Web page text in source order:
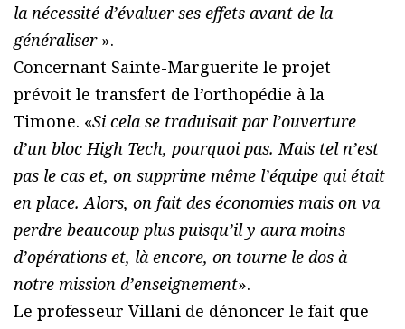
la nécessité d’évaluer ses effets avant de la
généraliser ».
Concernant Sainte-Marguerite le projet
prévoit le transfert de l’orthopédie à la
Timone. «Si cela se traduisait par l’ouverture
d’un bloc High Tech, pourquoi pas. Mais tel n’est
pas le cas et, on supprime même l’équipe qui était
en place. Alors, on fait des économies mais on va
perdre beaucoup plus puisqu’il y aura moins
d’opérations et, là encore, on tourne le dos à
notre mission d’enseignement».
Le professeur Villani de dénoncer le fait que